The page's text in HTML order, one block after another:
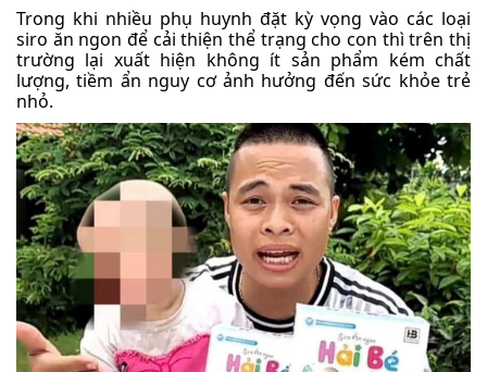
Trong khi nhiều phụ huynh đặt kỳ vọng vào các loại
siro ăn ngon để cải thiện thể trạng cho con thì trên thị
trường lại xuất hiện không ít sản phẩm kém chất
lượng, tiềm ẩn nguy cơ ảnh hưởng đến sức khỏe trẻ
nhỏ.